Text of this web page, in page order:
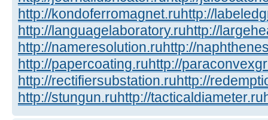
http://kondoferromagnet.ruhttp://
http://languagelaboratory.ruhttp://
http://nameresolution.ruhttp://
http://papercoating.ruhttp://
http://rectifiersubstation.ruhttp://
http://stungun.ruhttp://tacticaldiameter.ru